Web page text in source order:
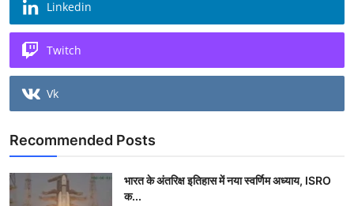
Linkedin
Twitch
Vk
Recommended Posts
भारत के अंतरिक्ष इतिहास में नया स्वर्णिम अध्याय, ISRO
क...